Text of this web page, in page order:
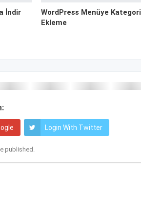
İndir
WordPress Menüye Kategori
Ekleme
Login With Twitter
published.